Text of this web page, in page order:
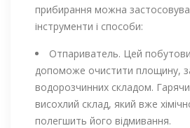
прибирання можна
інструменти і способи:
Отпариватель. Цей
допоможе очистити площину,
водорозчинних складом.
висохлий склад, який вже
полегшить його відмивання.